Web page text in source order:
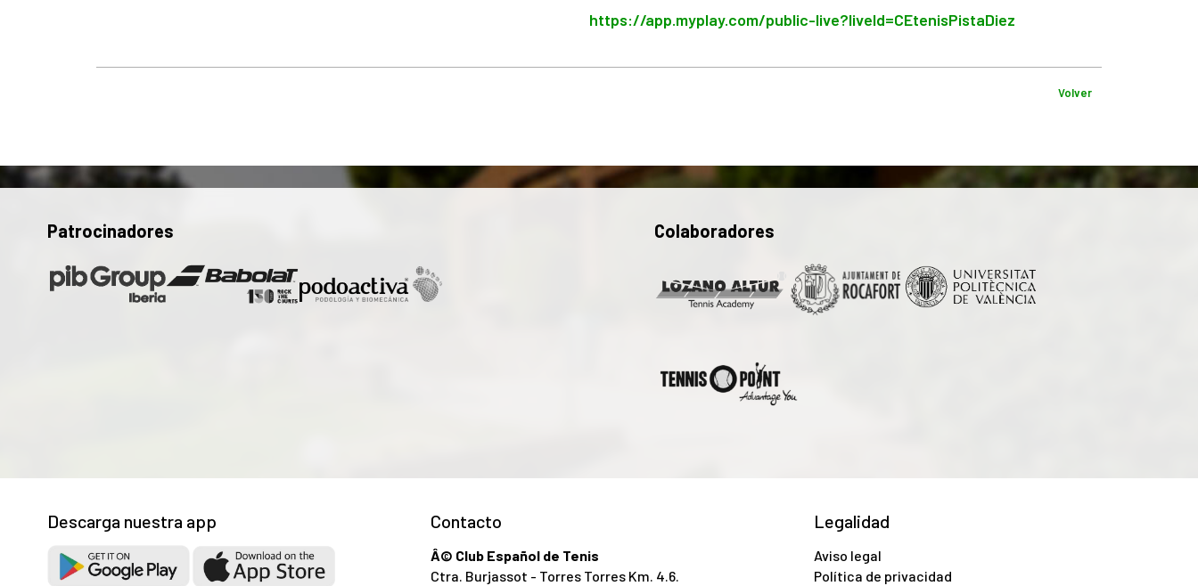
https://app.myplay.com/public-live?liveId=CEtenisPistaDiez
Volver
Patrocinadores Colaboradores
Descarga nuestra app Contacto
Â© Club Español de Tenis
Ctra. Burjassot - Torres Torres Km. 4.6.
Legalidad
Aviso legal
Política de privacidad